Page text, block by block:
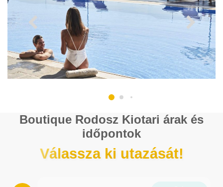
Boutique Rodosz Kiotari árak és
időpontok
Válassza ki utazását!